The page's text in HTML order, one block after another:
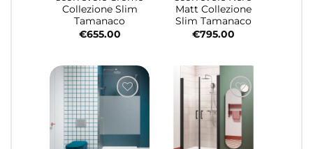
Collezione Slim
Tamanaco
€655.00
Matt Collezione
Slim Tamanaco
€795.00